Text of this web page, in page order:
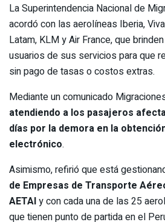
La Superintendencia Nacional de
acordó con las aerolíneas Iberia,
Latam, KLM y Air France, que
usuarios de sus servicios para que
sin pago de tasas o costos extras.
Mediante un comunicado
atendiendo a los pasajeros
días por la demora en la
electrónico.
Asimismo, refirió que está
de Empresas de Transporte
AETAIy con cada una de las 25
que tienen punto de partida en el